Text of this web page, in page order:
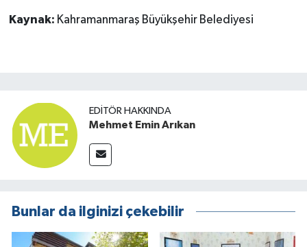
Kaynak: Kahramanmaraş Büyükşehir Belediyesi
EDITÖR HAKKINDA
Mehmet Emin Arıkan
Bunlar da ilginizi çekebilir